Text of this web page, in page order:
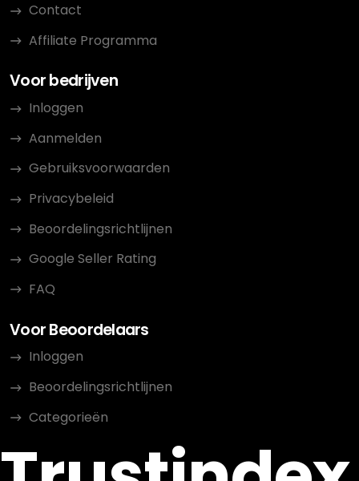
Contact
Affiliate Programma
Voor bedrijven
Inloggen
Aanmelden
Gebruiksvoorwaarden
Privacybeleid
Beoordelingsrichtlijnen
Google Seller Rating
FAQ
Voor Beoordelaars
Inloggen
Beoordelingsrichtlijnen
Categorieën